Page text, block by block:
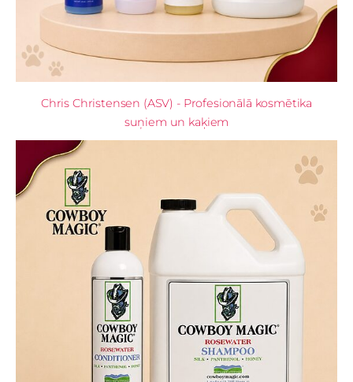
Chris Christensen (ASV) - Profesionālā kosmētika
suņiem un kaķiem